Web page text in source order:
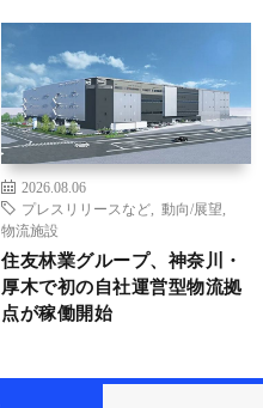
2026.08.06
プレスリリースなど
動向/展望
物流施設
住友林業グループ、神奈川・
厚木で初の自社運営型物流拠
点が稼働開始